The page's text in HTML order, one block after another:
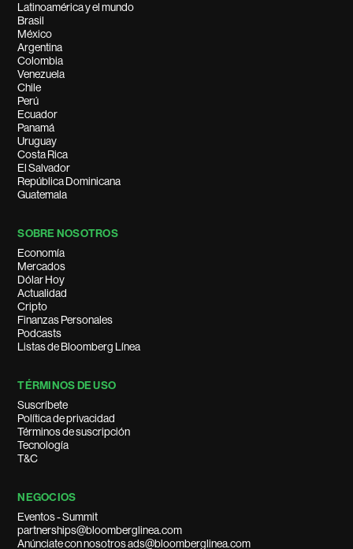
Latinoamérica y el mundo
Brasil
México
Argentina
Colombia
Venezuela
Chile
Perú
Ecuador
Panamá
Uruguay
Costa Rica
El Salvador
República Dominicana
Guatemala
SOBRE NOSOTROS
Economía
Mercados
Dólar Hoy
Actualidad
Cripto
Finanzas Personales
Podcasts
Listas de Bloomberg Línea
TÉRMINOS DE USO
Suscríbete
Política de privacidad
Términos de suscripción
Tecnología
T&C
NEGOCIOS
Eventos - Summit
partnerships@bloomberglinea.com
Anúnciate con nosotros ads@bloomberglinea.com